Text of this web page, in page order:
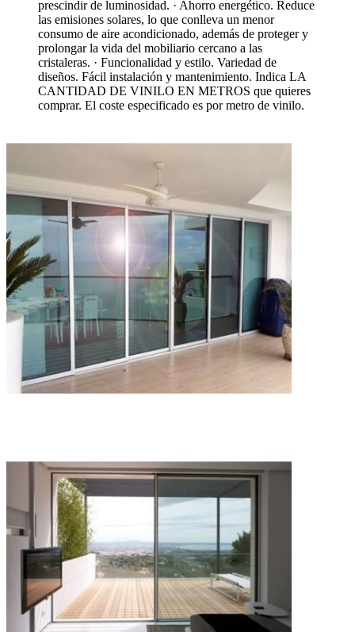
prescindir de luminosidad. · Ahorro energético. Reduce
las emisiones solares, lo que conlleva un menor
consumo de aire acondicionado, además de proteger y
prolongar la vida del mobiliario cercano a las
cristaleras. · Funcionalidad y estilo. Variedad de
diseños. Fácil instalación y mantenimiento. Indica LA
CANTIDAD DE VINILO EN METROS que quieres
comprar. El coste especificado es por metro de vinilo.